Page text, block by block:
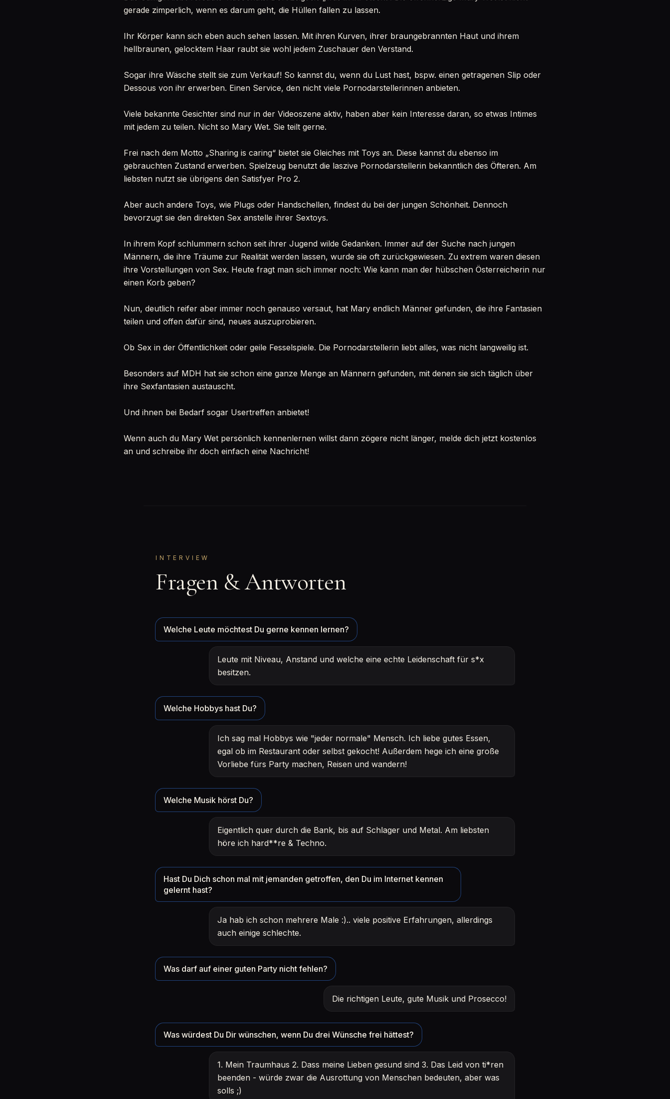
gerade zimperlich, wenn es darum geht, die Hüllen fallen zu lassen.
Ihr Körper kann sich eben auch sehen lassen. Mit ihren Kurven, ihrer braungebrannten Haut und ihrem
hellbraunen, gelocktem Haar raubt sie wohl jedem Zuschauer den Verstand.
Sogar ihre Wäsche stellt sie zum Verkauf! So kannst du, wenn du Lust hast, bspw. einen getragenen Slip oder
Dessous von ihr erwerben. Einen Service, den nicht viele Pornodarstellerinnen anbieten.
Viele bekannte Gesichter sind nur in der Videoszene aktiv, haben aber kein Interesse daran, so etwas Intimes
mit jedem zu teilen. Nicht so Mary Wet. Sie teilt gerne.
Frei nach dem Motto „Sharing is caring“ bietet sie Gleiches mit Toys an. Diese kannst du ebenso im
gebrauchten Zustand erwerben. Spielzeug benutzt die laszive Pornodarstellerin bekanntlich des Öfteren. Am
liebsten nutzt sie übrigens den Satisfyer Pro 2.
Aber auch andere Toys, wie Plugs oder Handschellen, findest du bei der jungen Schönheit. Dennoch
bevorzugt sie den direkten Sex anstelle ihrer Sextoys.
In ihrem Kopf schlummern schon seit ihrer Jugend wilde Gedanken. Immer auf der Suche nach jungen
Männern, die ihre Träume zur Realität werden lassen, wurde sie oft zurückgewiesen. Zu extrem waren diesen
ihre Vorstellungen von Sex. Heute fragt man sich immer noch: Wie kann man der hübschen Österreicherin nur
einen Korb geben?
Nun, deutlich reifer aber immer noch genauso versaut, hat Mary endlich Männer gefunden, die ihre Fantasien
teilen und offen dafür sind, neues auszuprobieren.
Ob Sex in der Öffentlichkeit oder geile Fesselspiele. Die Pornodarstellerin liebt alles, was nicht langweilig ist.
Besonders auf MDH hat sie schon eine ganze Menge an Männern gefunden, mit denen sie sich täglich über
ihre Sexfantasien austauscht.
Und ihnen bei Bedarf sogar Usertreffen anbietet!
Wenn auch du Mary Wet persönlich kennenlernen willst dann zögere nicht länger, melde dich jetzt kostenlos
an und schreibe ihr doch einfach eine Nachricht!
INTERVIEW
Fragen & Antworten
Welche Leute möchtest Du gerne kennen lernen?
Leute mit Niveau, Anstand und welche eine echte Leidenschaft für s*x
besitzen.
Welche Hobbys hast Du?
Ich sag mal Hobbys wie "jeder normale" Mensch. Ich liebe gutes Essen,
egal ob im Restaurant oder selbst gekocht! Außerdem hege ich eine große
Vorliebe fürs Party machen, Reisen und wandern!
Welche Musik hörst Du?
Eigentlich quer durch die Bank, bis auf Schlager und Metal. Am liebsten
höre ich hard**re & Techno.
Hast Du Dich schon mal mit jemanden getroffen, den Du im Internet kennen
gelernt hast?
Ja hab ich schon mehrere Male :).. viele positive Erfahrungen, allerdings
auch einige schlechte.
Was darf auf einer guten Party nicht fehlen?
Die richtigen Leute, gute Musik und Prosecco!
Was würdest Du Dir wünschen, wenn Du drei Wünsche frei hättest?
1. Mein Traumhaus 2. Dass meine Lieben gesund sind 3. Das Leid von ti*ren
beenden - würde zwar die Ausrottung von Menschen bedeuten, aber was
solls ;)